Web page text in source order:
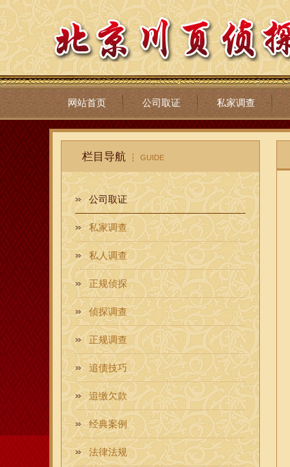
网站首页 公司取证 私家调查
栏目导航 GUIDE
公司取证
私家调查
私人调查
正规侦探
侦探调查
正规调查
追债技巧
追缴欠款
经典案例
法律法规